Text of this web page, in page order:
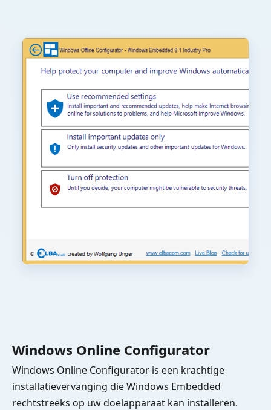
Windows Online Configurator
Windows Online Configurator is een krachtige
installatievervanging die Windows Embedded
rechtstreeks op uw doelapparaat kan installeren.